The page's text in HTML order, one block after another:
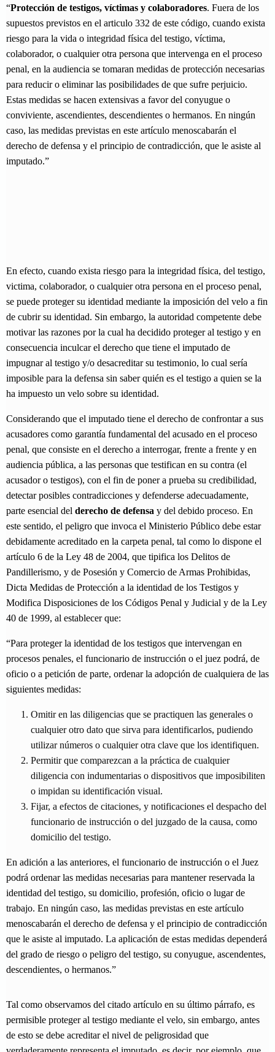
“Protección de testigos, víctimas y colaboradores. Fuera de los
supuestos previstos en el articulo 332 de este código, cuando exista
riesgo para la vida o integridad física del testigo, víctima,
colaborador, o cualquier otra persona que intervenga en el proceso
penal, en la audiencia se tomaran medidas de protección necesarias
para reducir o eliminar las posibilidades de que sufre perjuicio.
Estas medidas se hacen extensivas a favor del conyugue o
conviviente, ascendientes, descendientes o hermanos. En ningún
caso, las medidas previstas en este artículo menoscabarán el
derecho de defensa y el principio de contradicción, que le asiste al
imputado.”
En efecto, cuando exista riesgo para la integridad física, del testigo,
victima, colaborador, o cualquier otra persona en el proceso penal,
se puede proteger su identidad mediante la imposición del velo a fin
de cubrir su identidad. Sin embargo, la autoridad competente debe
motivar las razones por la cual ha decidido proteger al testigo y en
consecuencia inculcar el derecho que tiene el imputado de
impugnar al testigo y/o desacreditar su testimonio, lo cual sería
imposible para la defensa sin saber quién es el testigo a quien se la
ha impuesto un velo sobre su identidad.
Considerando que el imputado tiene el derecho de confrontar a sus
acusadores como garantía fundamental del acusado en el proceso
penal, que consiste en el derecho a interrogar, frente a frente y en
audiencia pública, a las personas que testifican en su contra (el
acusador o testigos), con el fin de poner a prueba su credibilidad,
detectar posibles contradicciones y defenderse adecuadamente,
parte esencial del derecho de defensa y del debido proceso. En
este sentido, el peligro que invoca el Ministerio Público debe estar
debidamente acreditado en la carpeta penal, tal como lo dispone el
artículo 6 de la Ley 48 de 2004, que tipifica los Delitos de
Pandillerismo, y de Posesión y Comercio de Armas Prohibidas,
Dicta Medidas de Protección a la identidad de los Testigos y
Modifica Disposiciones de los Códigos Penal y Judicial y de la Ley
40 de 1999, al establecer que:
“Para proteger la identidad de los testigos que intervengan en
procesos penales, el funcionario de instrucción o el juez podrá, de
oficio o a petición de parte, ordenar la adopción de cualquiera de las
siguientes medidas:
Omitir en las diligencias que se practiquen las generales o
cualquier otro dato que sirva para identificarlos, pudiendo
utilizar números o cualquier otra clave que los identifiquen.
Permitir que comparezcan a la práctica de cualquier
diligencia con indumentarias o dispositivos que imposibiliten
o impidan su identificación visual.
Fijar, a efectos de citaciones, y notificaciones el despacho del
funcionario de instrucción o del juzgado de la causa, como
domicilio del testigo.
En adición a las anteriores, el funcionario de instrucción o el Juez
podrá ordenar las medidas necesarias para mantener reservada la
identidad del testigo, su domicilio, profesión, oficio o lugar de
trabajo. En ningún caso, las medidas previstas en este artículo
menoscabarán el derecho de defensa y el principio de contradicción
que le asiste al imputado. La aplicación de estas medidas dependerá
del grado de riesgo o peligro del testigo, su conyugue, ascendentes,
descendientes, o hermanos.”
Tal como observamos del citado artículo en su último párrafo, es
permisible proteger al testigo mediante el velo, sin embargo, antes
de esto se debe acreditar el nivel de peligrosidad que